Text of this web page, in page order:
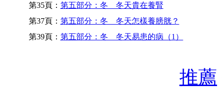
第35頁： 第五部分：冬 冬天貴在養腎
第37頁： 第五部分：冬 冬天怎樣養膀胱？
第39頁： 第五部分：冬 冬天易患的病（1）
推薦